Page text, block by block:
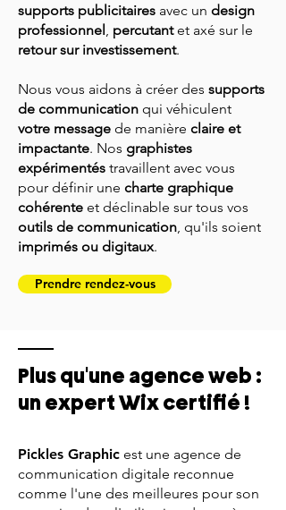
supports publicitaires avec un design
professionnel, percutantet axé sur le
retour sur investissement.
Nous vous aidons à créer des supports
de communication qui véhiculent
votre message de manière claire et
impactante. Nos graphistes
expérimentés travaillent avec vous
pour définir une charte graphique
cohérente et déclinable sur tous vos
outils de communication, qu'ils soient
imprimés ou digitaux.
Prendre rendez-vous
Plus qu'une agence web :
un expert Wix certifié !
Pickles Graphic est une agence de
communication digitale reconnue
comme l'une des meilleures pour son